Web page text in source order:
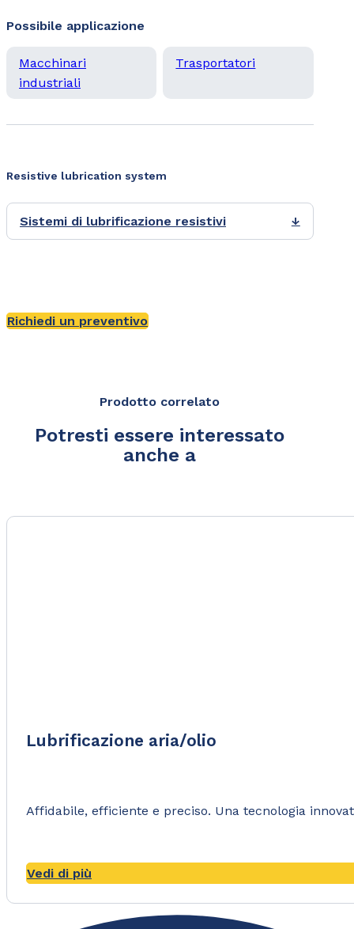
Possibile applicazione
Macchinari
industriali
Trasportatori
Resistive lubrication system
Sistemi di lubrificazione resistivi ↓
Richiedi un preventivo
Prodotto correlato
Potresti essere interessato
anche a
Lubrificazione aria/olio
Affidabile, efficiente e preciso. Una tecnologia
Vedi di più